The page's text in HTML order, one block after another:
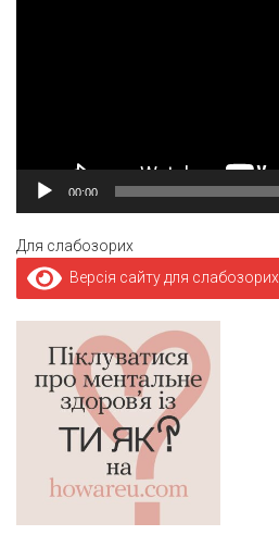
00:00
Для слабозорих
Версія сайту для слабозорих